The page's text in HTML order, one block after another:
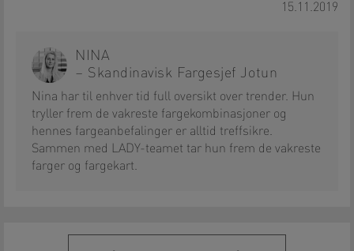
15.11.2019
NINA
– Skandinavisk Fargesjef Jotun
Nina har til enhver tid full oversikt over trender. Hun
tryller frem de vakreste fargekombinasjoner og
hennes fargeanbefalinger er alltid treffsikre.
Sammen med LADY-teamet tar hun frem de vakreste
farger og fargekart.